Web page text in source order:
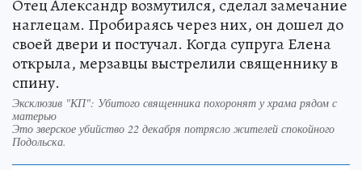
Отец Александр возмутился, сделал замечание
наглецам. Пробираясь через них, он дошел до
своей двери и постучал. Когда супруга Елена
открыла, мерзавцы выстрелили священнику в
спину.
Эксклюзив "КП": Убитого священника похоронят у храма рядом с
матерью
Это зверское убийство 22 декабря потрясло жителей спокойного
Подольска.